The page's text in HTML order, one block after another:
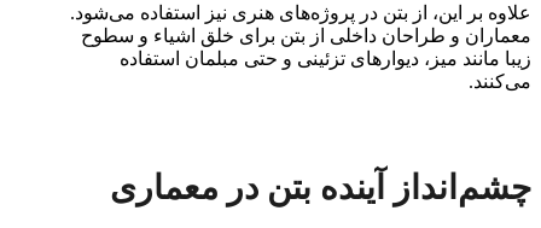
علاوه بر این، از بتن در پروژه‌های هنری نیز استفاده می‌شود.
معماران و طراحان داخلی از بتن برای خلق اشیاء و سطوح
زیبا مانند میز، دیوارهای تزئینی و حتی مبلمان استفاده
می‌کنند.
چشم‌انداز آینده بتن در معماری